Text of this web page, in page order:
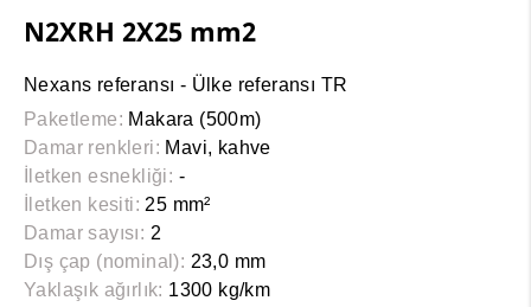
N2XRH 2X25 mm2
Nexans referansı - Ülke referansı TR
Paketleme: Makara (500m)
Damar renkleri: Mavi, kahve
İletken esnekliği: -
İletken kesiti: 25 mm²
Damar sayısı: 2
Dış çap (nominal): 23,0 mm
Yaklaşık ağırlık: 1300 kg/km